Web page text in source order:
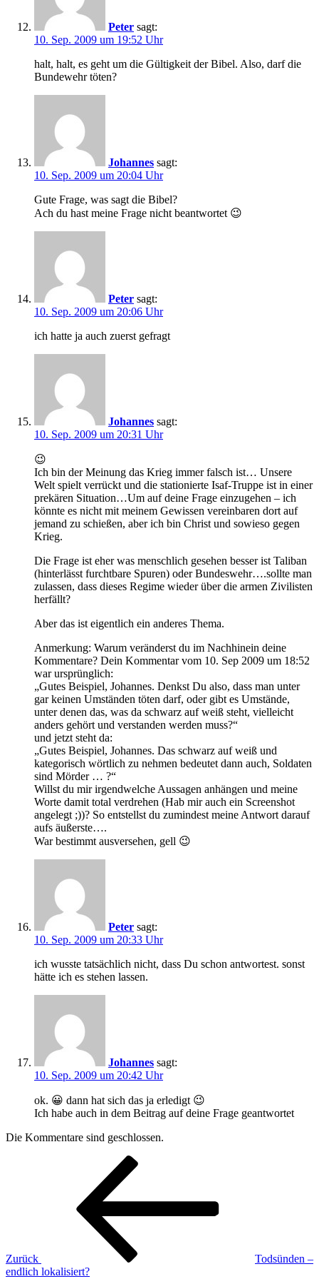
Peter sagt:
10. Sep. 2009 um 19:52 Uhr
halt, halt, es geht um die Gültigkeit der Bibel. Also, darf die
Bundewehr töten?
Johannes sagt:
10. Sep. 2009 um 20:04 Uhr
Gute Frage, was sagt die Bibel?
Ach du hast meine Frage nicht beantwortet 😉
Peter sagt:
10. Sep. 2009 um 20:06 Uhr
ich hatte ja auch zuerst gefragt
Johannes sagt:
10. Sep. 2009 um 20:31 Uhr
😉
Ich bin der Meinung das Krieg immer falsch ist… Unsere
Welt spielt verrückt und die stationierte Isaf-Truppe ist in einer
prekären Situation…Um auf deine Frage einzugehen – ich
könnte es nicht mit meinem Gewissen vereinbaren dort auf
jemand zu schießen, aber ich bin Christ und sowieso gegen
Krieg.
Die Frage ist eher was menschlich gesehen besser ist Taliban
(hinterlässt furchtbare Spuren) oder Bundeswehr….sollte man
zulassen, dass dieses Regime wieder über die armen Zivilisten
herfällt?
Aber das ist eigentlich ein anderes Thema.
Anmerkung: Warum veränderst du im Nachhinein deine
Kommentare? Dein Kommentar vom 10. Sep 2009 um 18:52
war ursprünglich:
„Gutes Beispiel, Johannes. Denkst Du also, dass man unter
gar keinen Umständen töten darf, oder gibt es Umstände,
unter denen das, was da schwarz auf weiß steht, vielleicht
anders gehört und verstanden werden muss?“
und jetzt steht da:
„Gutes Beispiel, Johannes. Das schwarz auf weiß und
kategorisch wörtlich zu nehmen bedeutet dann auch, Soldaten
sind Mörder … ?“
Willst du mir irgendwelche Aussagen anhängen und meine
Worte damit total verdrehen (Hab mir auch ein Screenshot
angelegt ;))? So entstellst du zumindest meine Antwort darauf
aufs äußerste….
War bestimmt ausversehen, gell 😉
Peter sagt:
10. Sep. 2009 um 20:33 Uhr
ich wusste tatsächlich nicht, dass Du schon antwortest. sonst
hätte ich es stehen lassen.
Johannes sagt:
10. Sep. 2009 um 20:42 Uhr
ok. 😀 dann hat sich das ja erledigt 😉
Ich habe auch in dem Beitrag auf deine Frage geantwortet
Die Kommentare sind geschlossen.
Beitragsnavigation
Zurück
Todsünden –
endlich lokalisiert?